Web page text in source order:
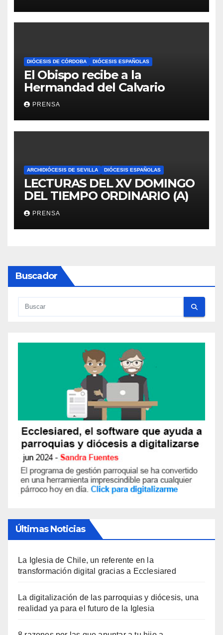
DIÓCESIS DE CÓRDOBA DIÓCESIS ESPAÑOLAS
El Obispo recibe a la
Hermandad del Calvario
PRENSA
ARCHIDIÓCESIS DE SEVILLA DIÓCESIS ESPAÑOLAS
LECTURAS DEL XV DOMINGO
DEL TIEMPO ORDINARIO (A)
PRENSA
Buscador
Últimas Noticias
La Iglesia de Chile, un referente en la
transformación digital gracias a Ecclesiared
La digitalización de las parroquias y diócesis, una
realidad ya para el futuro de la Iglesia